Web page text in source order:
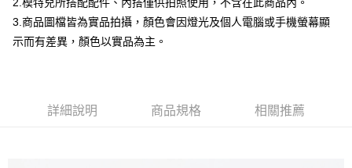
台新國際商業銀行
中國信託商業銀行
台灣樂天信用卡公司
Google Pay
大哥付你分期
2.付款方式選擇「大哥付你分期」，訂單成立後會自動跳轉到大哥付的交易
流程，驗證手機門號後，選擇欲分期的期數、繳款截止日，確認付款後即完
相關說明
3.商品圖檔皆為實品拍攝，顏色會因燈光及個人電腦或手機螢幕顯
示而有差異，顏色以實品為主。
詳細說明 商品規格 相關推薦